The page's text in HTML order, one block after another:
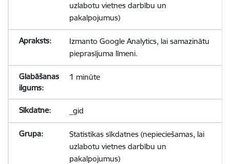
uzlabotu vietnes darbību un
pakalpojumus)
Izmanto Google Analytics, lai samazinātu
pieprasījuma līmeni.
1 minūte
_gid
Statistikas sīkdatnes (nepieciešamas, lai
uzlabotu vietnes darbību un
pakalpojumus)